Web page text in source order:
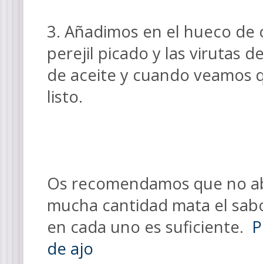
3. Añadimos en el hueco
perejil picado y las virutas
de aceite y cuando veamos
listo.
Os recomendamos que no
mucha cantidad mata el
en cada uno es suficiente.
de ajo